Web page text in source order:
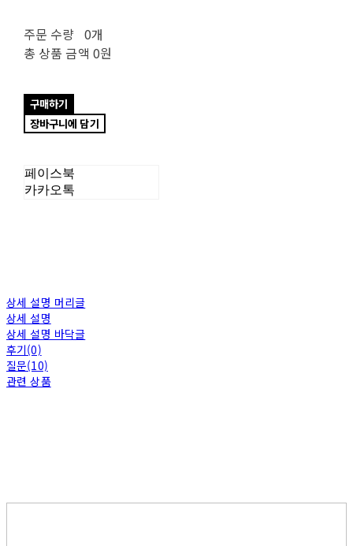
주문 수량 0개
총 상품 금액 0원
구매하기
장바구니에 담기
페이스북
카카오톡
상세 설명 머리글
상세 설명
상세 설명 바닥글
후기(0)
질문(10)
관련 상품